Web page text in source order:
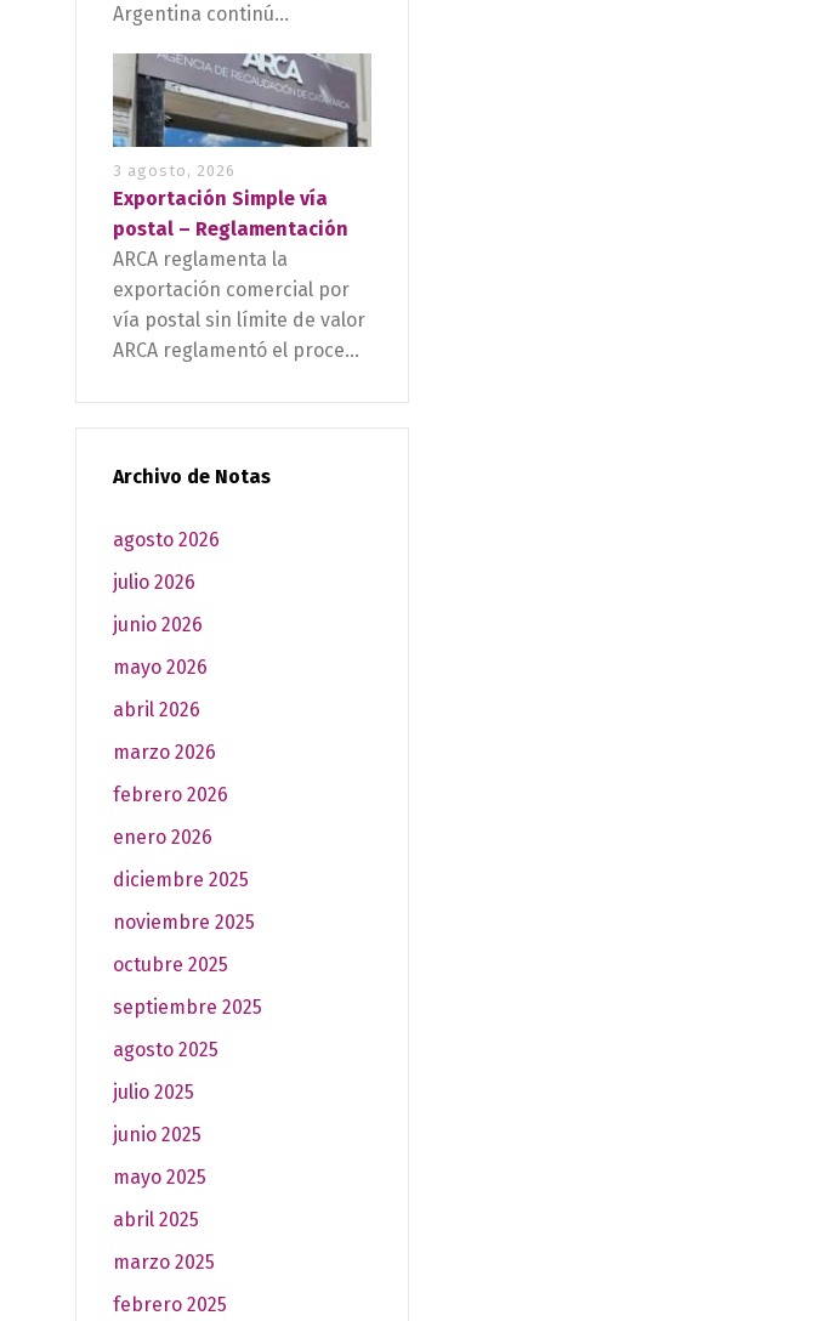
Argentina continú...
3 agosto, 2026
Exportación Simple vía
postal – Reglamentación
ARCA reglamenta la
exportación comercial por
vía postal sin límite de valor
ARCA reglamentó el proce...
Archivo de Notas
agosto 2026
julio 2026
junio 2026
mayo 2026
abril 2026
marzo 2026
febrero 2026
enero 2026
diciembre 2025
noviembre 2025
octubre 2025
septiembre 2025
agosto 2025
julio 2025
junio 2025
mayo 2025
abril 2025
marzo 2025
febrero 2025